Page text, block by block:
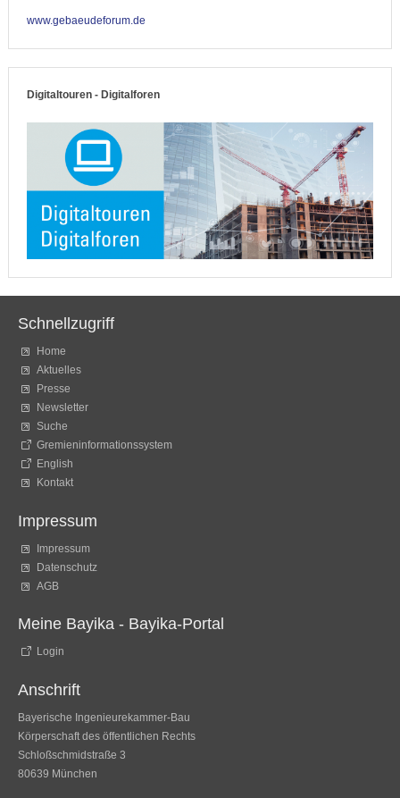
www.gebaeudeforum.de
Digitaltouren - Digitalforen
Schnellzugriff
Home
Aktuelles
Presse
Newsletter
Suche
Gremieninformationssystem
English
Kontakt
Impressum
Impressum
Datenschutz
AGB
Meine Bayika - Bayika-Portal
Login
Anschrift
Bayerische Ingenieurekammer-Bau
Körperschaft des öffentlichen Rechts
Schloßschmidstraße 3
80639 München